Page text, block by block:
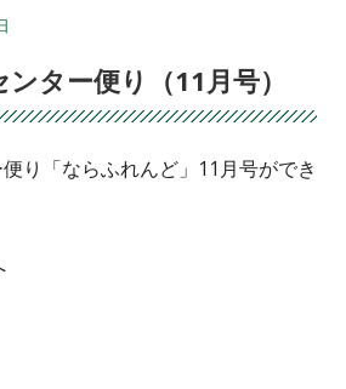
ター便り（11月号）
り「ならふれんど」11月号ができ